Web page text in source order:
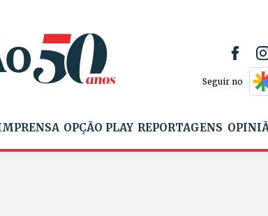
Seguir no
OPÇÃO PLAY REPORTAGENS